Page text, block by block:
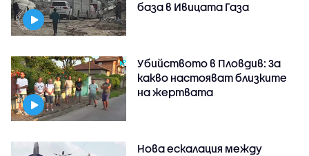
база в Ивицата Газа
Убийството в Пловдив: За
какво настояват близките
на жертвата
Нова ескалация между